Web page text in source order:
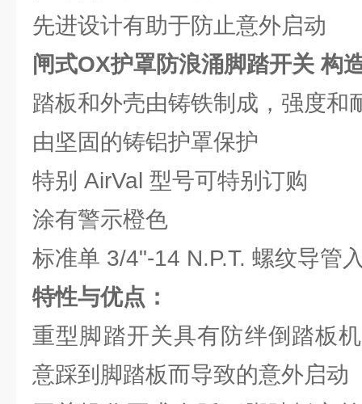
先进设计有助于防止意外启动
闸式OX护罩防浪涌脚踏开关 构
踏板和外壳由铸铁制成，强度和
由坚固的铸铝护罩保护
特别 AirVal 型号可特别订购
涂有警示橙色
标准单 3/4"-14 N.P.T. 螺纹导管
特性与优点：
重型脚踏开关具有防绊倒踏板
意踩到脚踏板而导致的意外启动